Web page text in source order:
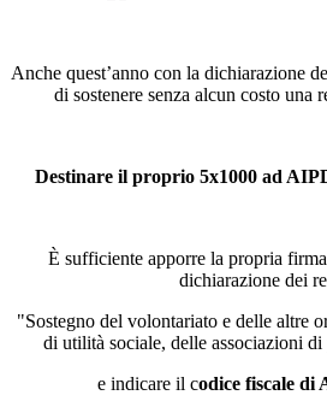
Anche quest’anno con la dichiarazione
di sostenere senza alcun costo una
Destinare il proprio 5x1000 ad
È sufficiente apporre la propria
dichiarazione dei
"Sostegno del volontariato e delle altre
di utilità sociale, delle associazioni
e indicare il codice fiscale di